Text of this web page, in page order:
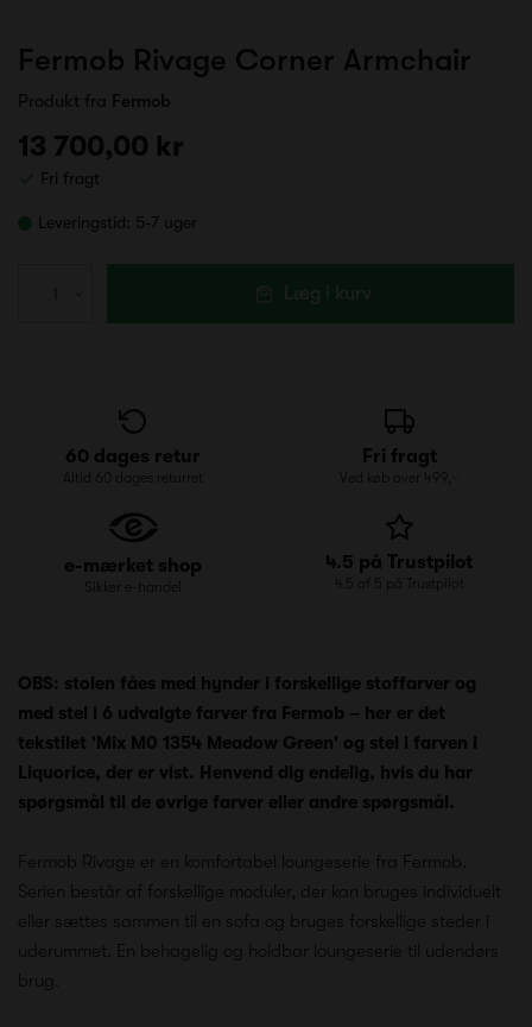
Fermob Rivage Corner Armchair
Produkt fra Fermob
13 700,00 kr
Fri fragt
Leveringstid: 5-7 uger
Læg i kurv
60 dages retur
Altid 60 dages returret
Fri fragt
Ved køb over 499,-
e-mærket shop
Sikker e-handel
4.5 på Trustpilot
4.5 af 5 på Trustpilot
OBS: stolen fåes med hynder i forskellige stoffarver og
med stel i 6 udvalgte farver fra Fermob – her er det
tekstilet 'Mix M0 1354 Meadow Green' og stel i farven i
Liquorice, der er vist. Henvend dig endelig, hvis du har
spørgsmål til de øvrige farver eller andre spørgsmål.
Fermob Rivage er en komfortabel loungeserie fra Fermob.
Serien består af forskellige moduler, der kan bruges individuelt
eller sættes sammen til en sofa og bruges forskellige steder i
uderummet. En behagelig og holdbar loungeserie til udendørs
brug.